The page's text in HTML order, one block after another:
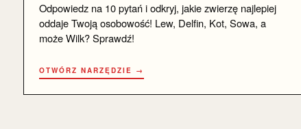
Odpowiedz na 10 pytań i odkryj, jakie zwierzę najlepiej
oddaje Twoją osobowość! Lew, Delfin, Kot, Sowa, a
może Wilk? Sprawdź!
OTWÓRZ NARZĘDZIE →